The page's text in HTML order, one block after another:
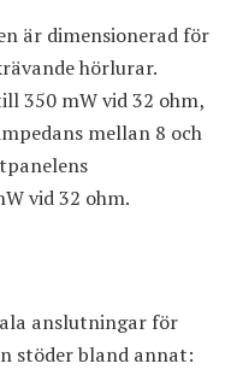
är dimensionerad för
hörlurar.
350 mW vid 32 ohm,
mellan 8 och
vid 32 ohm.
anslutningar för
stöder bland annat: